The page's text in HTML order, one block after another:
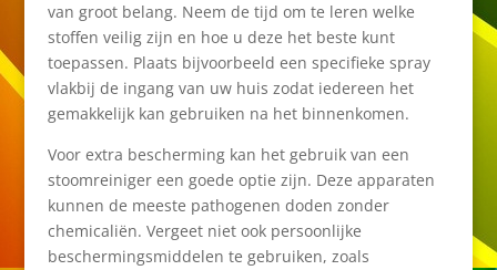
van groot belang. Neem de tijd om te leren welke
stoffen veilig zijn en hoe u deze het beste kunt
toepassen. Plaats bijvoorbeeld een specifieke spray
vlakbij de ingang van uw huis zodat iedereen het
gemakkelijk kan gebruiken na het binnenkomen.
Voor extra bescherming kan het gebruik van een
stoomreiniger een goede optie zijn. Deze apparaten
kunnen de meeste pathogenen doden zonder
chemicaliën. Vergeet niet ook persoonlijke
beschermingsmiddelen te gebruiken, zoals